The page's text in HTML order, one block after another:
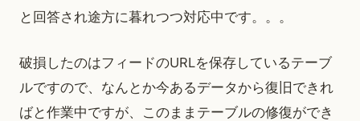
と回答され途方に暮れつつ対応中です。。。
破損したのはフィードのURLを保存しているテーブ
ルですので、なんとか今あるデータから復旧できれ
ばと作業中ですが、このままテーブルの修復ができ